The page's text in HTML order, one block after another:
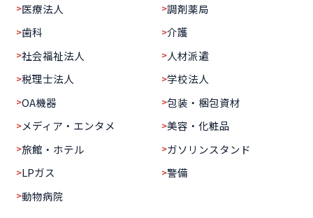
医療法人
調剤薬局
歯科
介護
社会福祉法人
人材派遣
税理士法人
学校法人
OA機器
包装・梱包資材
メディア・エンタメ
美容・化粧品
旅館・ホテル
ガソリンスタンド
LPガス
警備
動物病院